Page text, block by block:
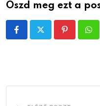
Oszd meg ezt a
Pinterest